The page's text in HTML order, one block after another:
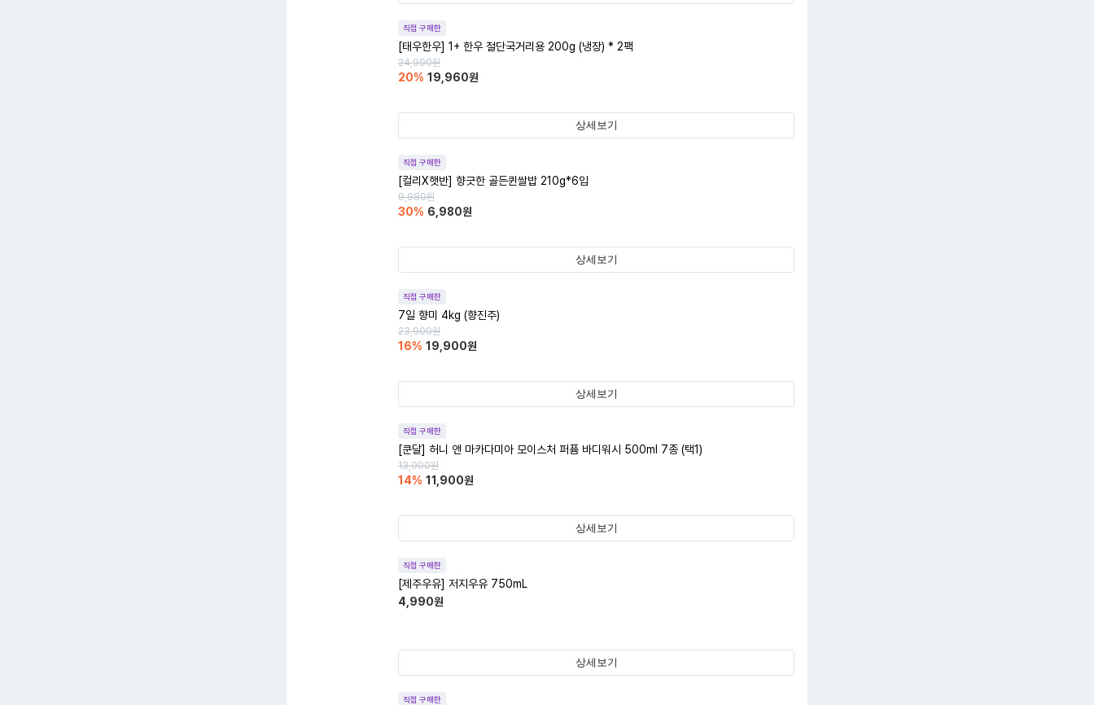
직접 구매한
[태우한우] 1+ 한우 절단국거리용 200g (냉장) * 2팩
24,990원
20% 19,960원
상세보기
직접 구매한
[컬리X햇반] 향긋한 골든퀸쌀밥 210g*6입
9,980원
30% 6,980원
상세보기
직접 구매한
7일 향미 4kg (향진주)
23,900원
16% 19,900원
상세보기
직접 구매한
[쿤달] 허니 앤 마카다미아 모이스처 퍼퓸 바디워시 500ml 7종 (택1)
13,900원
14% 11,900원
상세보기
직접 구매한
[제주우유] 저지우유 750mL
4,990원
상세보기
직접 구매한